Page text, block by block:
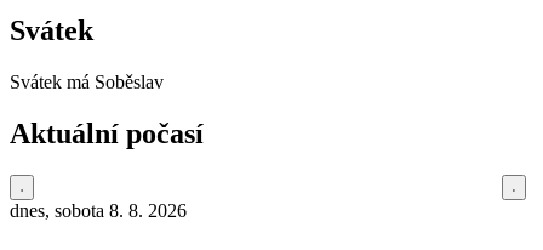
Svátek
Svátek má Soběslav
Aktuální počasí
dnes, sobota 8. 8. 2026